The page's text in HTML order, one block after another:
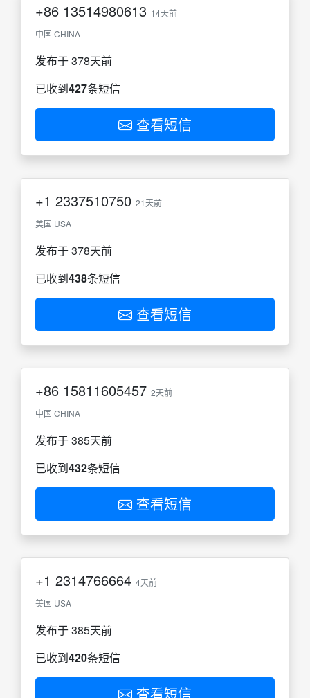
+86 13514980613 14天前
中国 CHINA
发布于 378天前
已收到427条短信
查看短信
+1 2337510750 21天前
美国 USA
发布于 378天前
已收到438条短信
查看短信
+86 15811605457 2天前
中国 CHINA
发布于 385天前
已收到432条短信
查看短信
+1 2314766664 4天前
美国 USA
发布于 385天前
已收到420条短信
查看短信